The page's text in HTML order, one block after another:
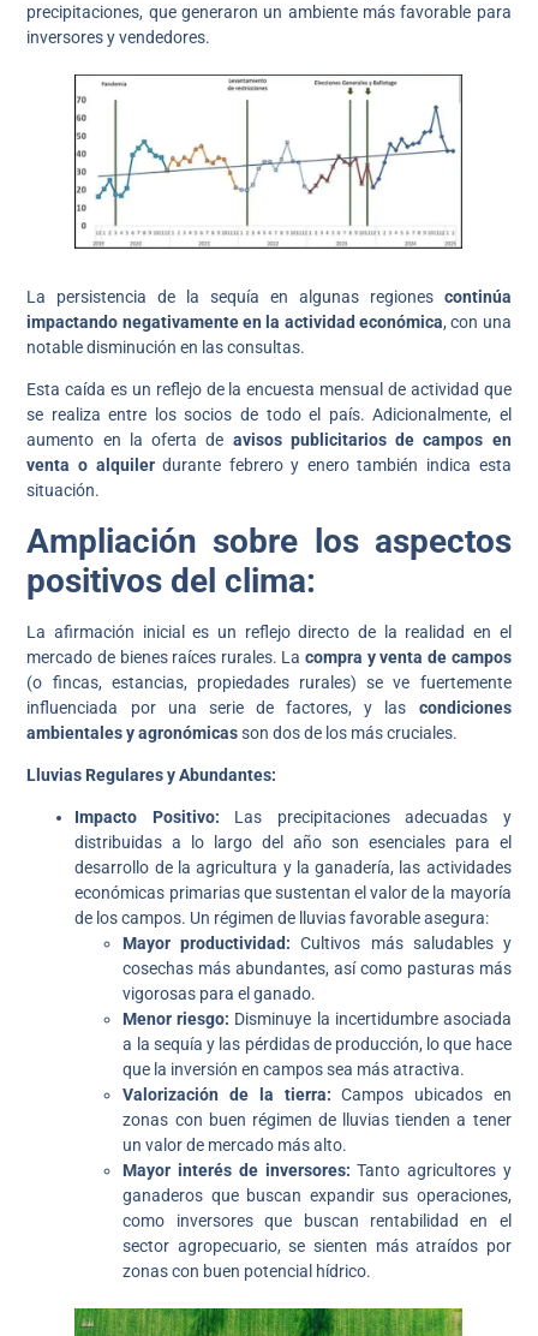
precipitaciones, que generaron un ambiente más favorable para
inversores y vendedores.
La persistencia de la sequía en algunas regiones continúa
impactando negativamente en la actividad económica, con una
notable disminución en las consultas.
Esta caída es un reflejo de la encuesta mensual de actividad que
se realiza entre los socios de todo el país. Adicionalmente, el
aumento en la oferta de avisos publicitarios de campos en
venta o alquilerdurante febrero y enero también indica esta
situación.
Ampliación sobre los aspectos
positivos del clima:
La afirmación inicial es un reflejo directo de la realidad en el
mercado de bienes raíces rurales. Lacompra y venta de campos
(o fincas, estancias, propiedades rurales) se ve fuertemente
influenciada por una serie de factores, y las condiciones
ambientales y agronómicasson dos de los más cruciales.
Lluvias Regulares y Abundantes:
Impacto Positivo: Las precipitaciones adecuadas y
distribuidas a lo largo del año son esenciales para el
desarrollo de la agricultura y la ganadería, las actividades
económicas primarias que sustentan el valor de la mayoría
de los campos. Un régimen de lluvias favorable asegura:
Mayor productividad: Cultivos más saludables y
cosechas más abundantes, así como pasturas más
vigorosas para el ganado.
Menor riesgo: Disminuye la incertidumbre asociada
a la sequía y las pérdidas de producción, lo que hace
que la inversión en campos sea más atractiva.
Valorización de la tierra: Campos ubicados en
zonas con buen régimen de lluvias tienden a tener
un valor de mercado más alto.
Mayor interés de inversores: Tanto agricultores y
ganaderos que buscan expandir sus operaciones,
como inversores que buscan rentabilidad en el
sector agropecuario, se sienten más atraídos por
zonas con buen potencial hídrico.